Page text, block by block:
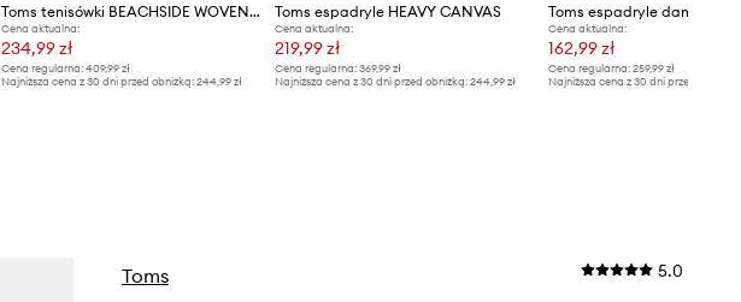
Toms tenisówki BEACHSIDE WOVEN/FRAY
Cena aktualna:
234,99 zł
Cena regularna: 409,99 zł
Najniższa cena z 30 dni przed obniżką: 244,99 zł
Toms espadryle HEAVY CANVAS
Cena aktualna:
219,99 zł
Cena regularna:369,99 zł
Najniższa cena z 30 dni przed obniżką:244,99 zł
Cena aktualna:
162,99 zł
Cena regularna: 259,99 zł
Najniższa cena z 30 dni przed obniżką:
Toms 5.0